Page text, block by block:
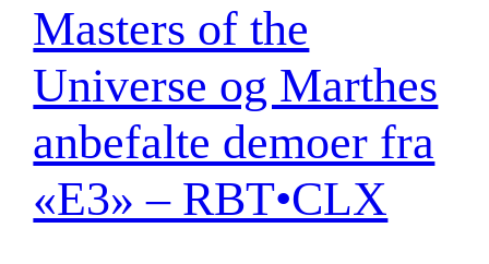
Masters of the
Universe og Marthes
anbefalte demoer fra
«E3» – RBT•CLX